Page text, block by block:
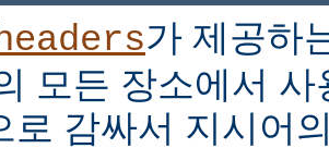
가 제공하
모든 장소에서
로 감싸서 지시어